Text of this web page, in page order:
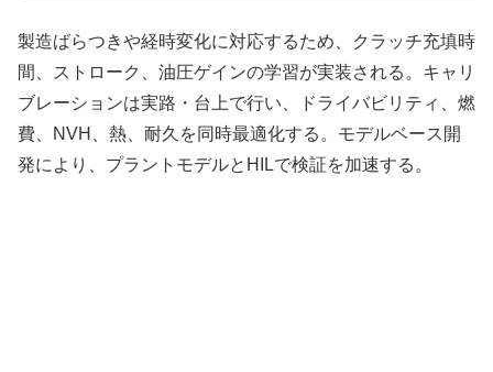
製造ばらつきや経時変化に対応するため、クラッチ充填時
間、ストローク、油圧ゲインの学習が実装される。キャリ
ブレーションは実路・台上で行い、ドライバビリティ、燃
費、NVH、熱、耐久を同時最適化する。モデルベース開
発により、プラントモデルとHILで検証を加速する。